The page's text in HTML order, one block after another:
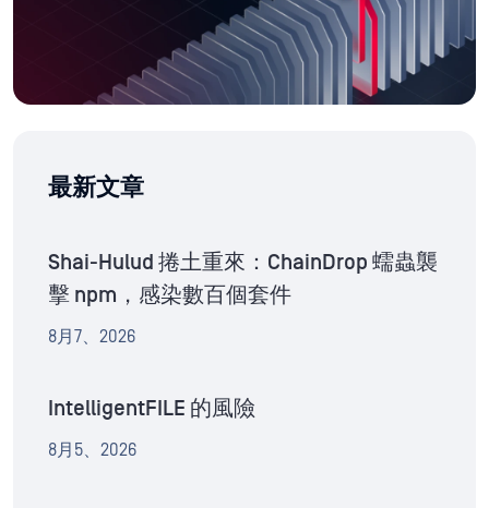
最新文章
Shai-Hulud 捲土重來：ChainDrop 蠕蟲襲
擊 npm，感染數百個套件
8月7、2026
IntelligentFILE 的風險
8月5、2026